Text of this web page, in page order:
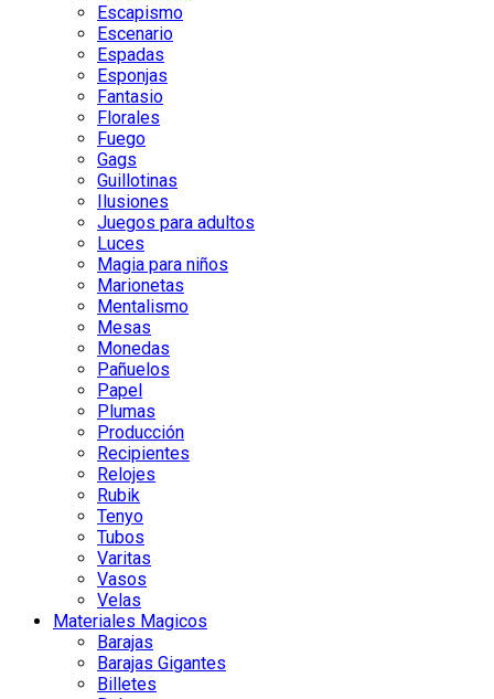
Escapismo
Escenario
Espadas
Esponjas
Fantasio
Florales
Fuego
Gags
Guillotinas
Ilusiones
Juegos para adultos
Luces
Magia para niños
Marionetas
Mentalismo
Mesas
Monedas
Pañuelos
Papel
Plumas
Producción
Recipientes
Relojes
Rubik
Tenyo
Tubos
Varitas
Vasos
Velas
Materiales Magicos
Barajas
Barajas Gigantes
Billetes